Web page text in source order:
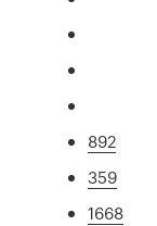
892
359
1668